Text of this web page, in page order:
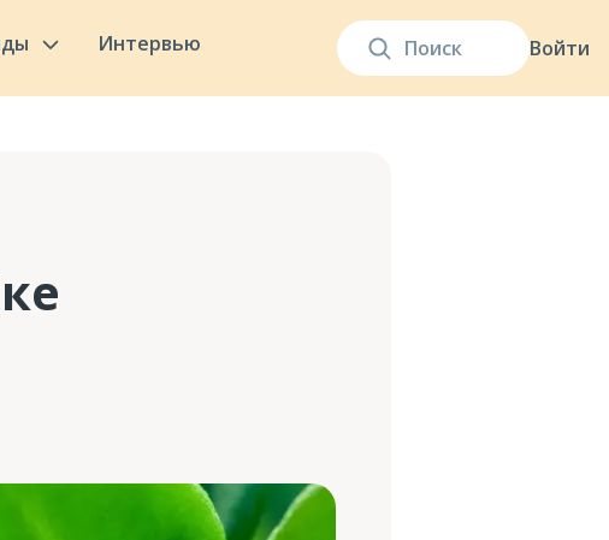
Войти
Интервью